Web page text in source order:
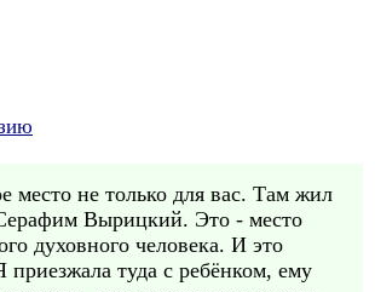
место не только для вас. Там жил
Вырицкий. Это - место
духовного человека. И это
приезжала туда с ребёнком, ему